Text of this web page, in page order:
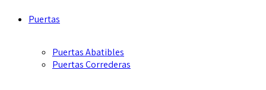
Puertas
Puertas Abatibles
Puertas Correderas